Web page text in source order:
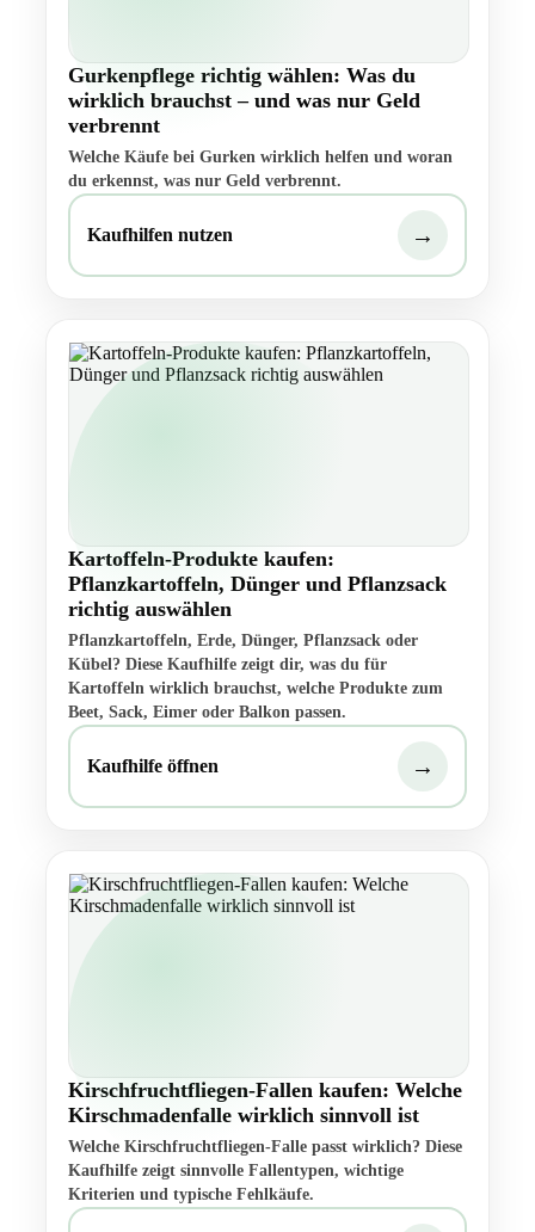
Gurkenpflege richtig wählen: Was du
wirklich brauchst – und was nur Geld
verbrennt
Welche Käufe bei Gurken wirklich helfen und woran
du erkennst, was nur Geld verbrennt.
Kaufhilfen nutzen →
Kartoffeln-Produkte kaufen:
Pflanzkartoffeln, Dünger und Pflanzsack
richtig auswählen
Pflanzkartoffeln, Erde, Dünger, Pflanzsack oder
Kübel? Diese Kaufhilfe zeigt dir, was du für
Kartoffeln wirklich brauchst, welche Produkte zum
Beet, Sack, Eimer oder Balkon passen.
Kaufhilfe öffnen →
Kirschfruchtfliegen-Fallen kaufen: Welche
Kirschmadenfalle wirklich sinnvoll ist
Welche Kirschfruchtfliegen-Falle passt wirklich? Diese
Kaufhilfe zeigt sinnvolle Fallentypen, wichtige
Kriterien und typische Fehlkäufe.